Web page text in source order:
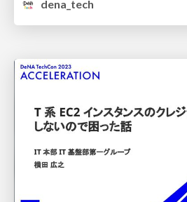
dena_tech